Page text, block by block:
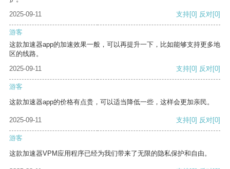
2025-09-11
支持[0] 反对[0]
游客
这款加速器app的加速效果一般，可以再提升一下，比如能够支持更多地
区的线路。
2025-09-11
支持[0] 反对[0]
游客
这款加速器app的价格有点贵，可以适当降低一些，这样会更加亲民。
2025-09-11 支持[0] 反对[0]
游客
这款加速器VPM应用程序已经为我们带来了无限的隐私保护和自由。